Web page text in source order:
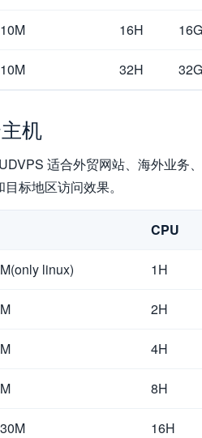
16H 16G
32H 32G
机
适合外贸网站、海外业务
标地区访问效果。
CPU
linux) 1H
2H
4H
8H
16H